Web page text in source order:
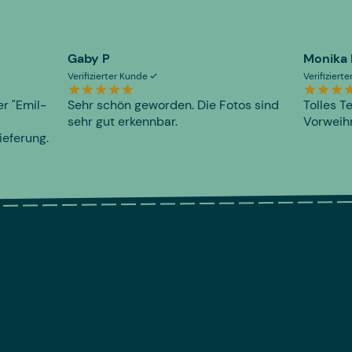
"Emil-
Gaby P
Verifizierter Kunde
Sehr schön geworden. Die Fotos sind
sehr gut erkennbar.
Monika
Tolles